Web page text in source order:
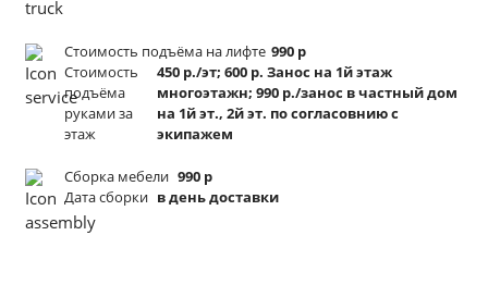
Стоимость подъёма на лифте 990 р
Стоимость
подъёма
руками за
этаж
450 р./эт; 600 р. Занос на 1й этаж
многоэтажн; 990 р./занос в частный дом
на 1й эт., 2й эт. по согласовнию с
экипажем
Сборка мебели 990 р
Дата сборки в день доставки